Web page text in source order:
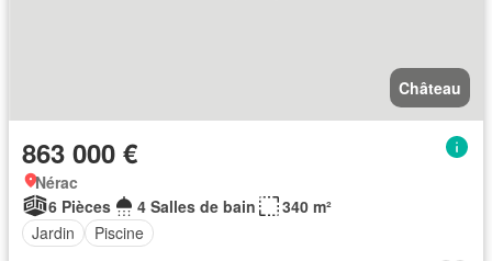
Château
863 000 €
Nérac
6 Pièces
4 Salles de bain
340 m²
Jardin
Piscine